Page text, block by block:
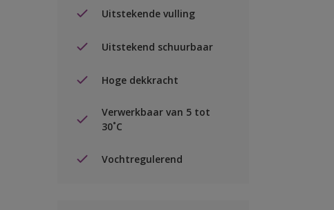
Uitstekende vulling
Uitstekend schuurbaar
Hoge dekkracht
Verwerkbaar van 5 tot
30˚C
Vochtregulerend